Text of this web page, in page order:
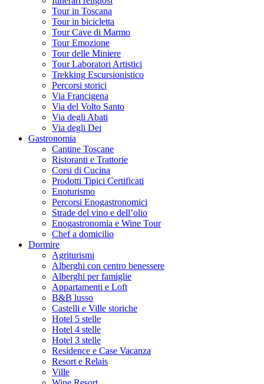
Tour in Toscana
Tour in bicicletta
Tour Cave di Marmo
Tour Emozione
Tour delle Miniere
Tour Laboratori Artistici
Trekking Escursionistico
Percorsi storici
Via Francigena
Via del Volto Santo
Via degli Abati
Via degli Dei
Gastronomia
Cantine Toscane
Ristoranti e Trattorie
Corsi di Cucina
Prodotti Tipici Certificati
Enoturismo
Percorsi Enogastronomici
Strade del vino e dell’olio
Enogastronomia e Wine Tour
Chef a domicilio
Dormire
Agriturismi
Alberghi con centro benessere
Alberghi per famiglie
Appartamenti e Loft
B&B lusso
Castelli e Ville storiche
Hotel 5 stelle
Hotel 4 stelle
Hotel 3 stelle
Residence e Case Vacanza
Resort e Relais
Ville